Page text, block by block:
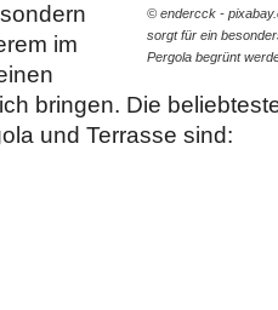
© endercck -
sorgt für ein
Pergola begrünt
im
bringen. Die
und Terrasse sind: